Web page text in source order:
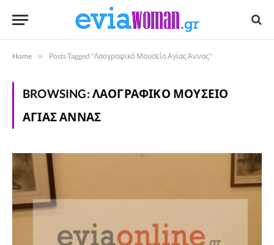
Home » Posts Tagged "Λαογραφικό Μουσείο Αγίας Άννας"
BROWSING: ΛΑΟΓΡΑΦΙΚΌ ΜΟΥΣΕΊΟ
ΑΓΊΑΣ ΆΝΝΑΣ